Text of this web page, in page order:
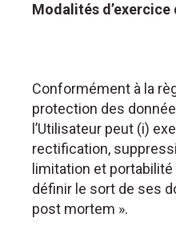
Modalités
Conformément à la
protection des
l’Utilisateur peut (i)
rectification,
limitation et
définir le sort de ses
post mortem ».